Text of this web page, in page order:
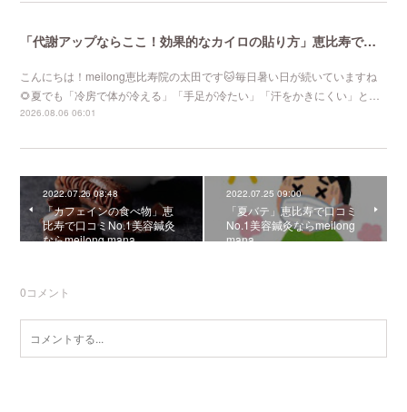
「代謝アップならここ！効果的なカイロの貼り方」恵比寿で口コミNo 1美容鍼灸ならmeilong
こんにちは！meilong恵比寿院の太田です🐱毎日暑い日が続いていますね
🌻夏でも「冷房で体が冷える」「手足が冷たい」「汗をかきにくい」と…
2026.08.06 06:01
2022.07.26 08:48
「カフェインの食べ物」恵
比寿で口コミNo.1美容鍼灸
ならmeilong mana
2022.07.25 09:00
「夏バテ」恵比寿で口コミ
No.1美容鍼灸ならmeilong
mana
0コメント